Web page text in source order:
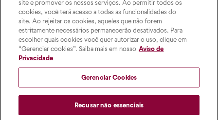
Rua Imaculada Conceição,
1155 – Prado Velho,
Curitiba – PR, 80215-901
Das 8h às 17h, de segunda a
sexta-feira
pucpress@pucpr.br
Como publicar
ODS
Contato
site e promover os nossos serviços. Ao permitir todos os
cookies, você terá acesso a todas as funcionalidades do
site. Ao rejeitar os cookies, aqueles que não forem
estritamente necessários permanecerão desativados. Para
escolher quais cookies você quer autorizar o uso, clique em
“Gerenciar cookies”. Saiba mais em nosso Aviso de
Privacidade
Gerenciar Cookies
Recusar não essenciais